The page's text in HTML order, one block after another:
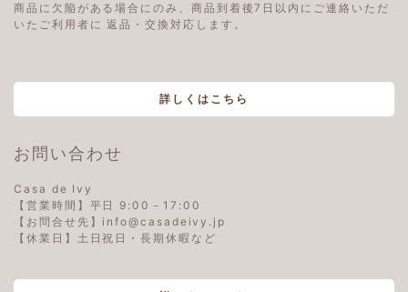
商品に欠陥がある場合にのみ、商品到着後7日以内にご連絡いただ
いたご利用者に 返品・交換対応します。
詳しくはこちら
お問い合わせ
Casa de Ivy
【営業時間】平日 9:00－17:00
【お問合せ先】info@casadeivy.jp
【休業日】土日祝日・長期休暇など